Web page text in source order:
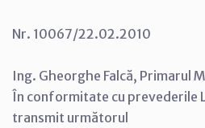
Nr. 10067/22.02.2010
Ing. Gheorghe Falcă, Primarul
În conformitate cu prevederile
transmit următorul